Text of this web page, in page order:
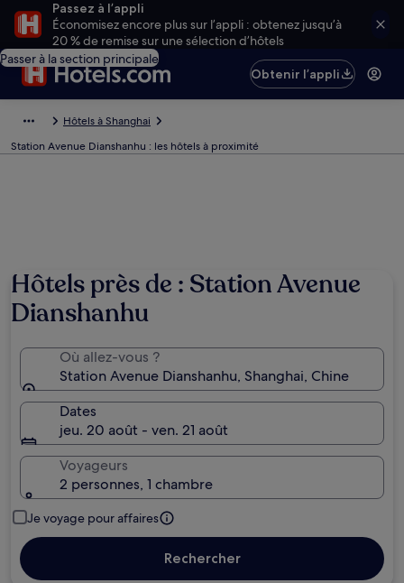
Passez à l’appli
Économisez encore plus sur l’appli : obtenez jusqu’à
20 % de remise sur une sélection d’hôtels
Passer à la section principale
Obtenir l’appli
Hôtels à Shanghai
Station Avenue Dianshanhu : les hôtels à proximité
Hôtels près de : Station Avenue
Dianshanhu
Où allez-vous ?
Station Avenue Dianshanhu, Shanghai, Chine
Dates
jeu. 20 août - ven. 21 août
Voyageurs
2 personnes, 1 chambre
Je voyage pour affaires
Rechercher